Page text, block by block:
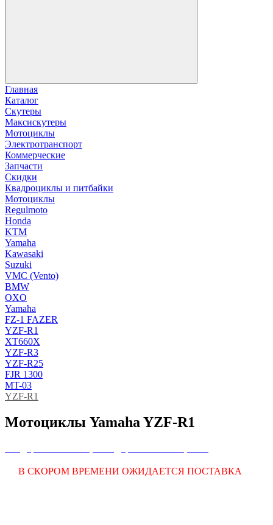
Главная
Каталог
Скутеры
Максискутеры
Мотоциклы
Электротранспорт
Коммерческие
Запчасти
Скидки
Квадроциклы и питбайки
Мотоциклы
Regulmoto
Honda
KTM
Yamaha
Kawasaki
Suzuki
VMC (Vento)
BMW
OXO
Yamaha
FZ-1 FAZER
YZF-R1
XT660X
YZF-R3
YZF-R25
FJR 1300
MT-03
YZF-R1
Мотоциклы Yamaha YZF-R1
В СКОРОМ ВРЕМЕНИ ОЖИДАЕТСЯ ПОСТАВКА